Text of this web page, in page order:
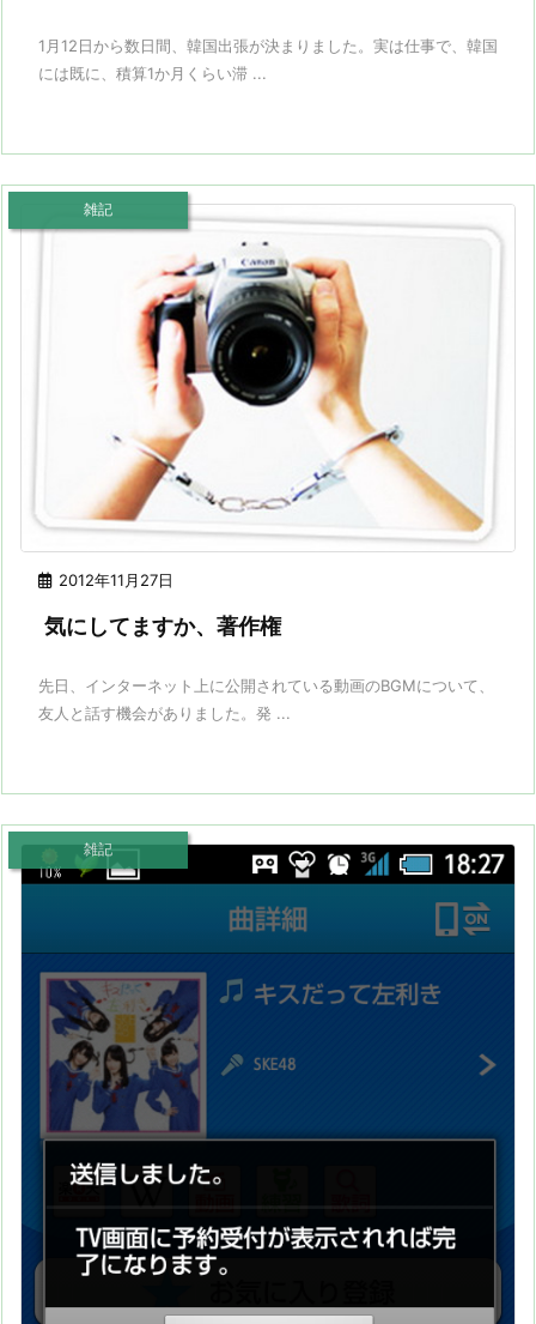
1月12日から数日間、韓国出張が決まりました。実は仕事で、韓国
には既に、積算1か月くらい滞 ...
2012年11月27日
雑記
気にしてますか、著作権
先日、インターネット上に公開されている動画のBGMについて、
友人と話す機会がありました。発 ...
雑記